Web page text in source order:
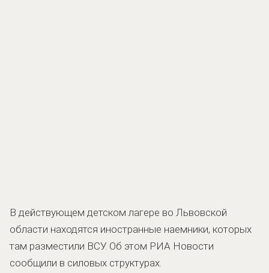
В действующем детском лагере во Львовской
области находятся иностранные наемники, которых
там разместили ВСУ. Об этом РИА Новости
сообщили в силовых структурах.